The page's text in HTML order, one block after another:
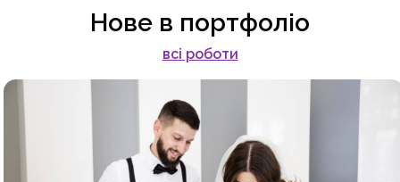
Нове в портфоліо
всі роботи